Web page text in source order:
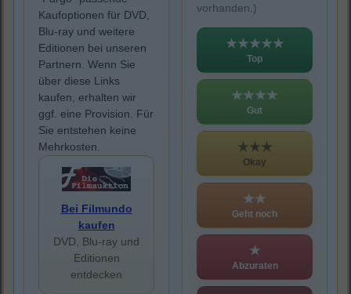
Kaufoptionen für DVD,
Blu-ray und weitere
Editionen bei unseren
Partnern. Wenn Sie
über diese Links
kaufen, erhalten wir
ggf. eine Provision. Für
Sie entstehen keine
Mehrkosten.
Bei Filmundo
kaufen
DVD, Blu-ray und
Editionen
entdecken
vorhanden.)
★★★★★
Top
★★★★
Gut
★★★
Okay
★★
Geht noch
★
Abzuraten